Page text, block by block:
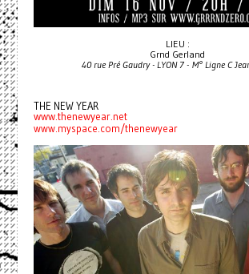
LIEU :
Grnd Gerland
40 rue Pré Gaudry - LYON 7 - M° Ligne C
THE NEW YEAR
www.thenewyear.net
www.myspace.com/thenewyear